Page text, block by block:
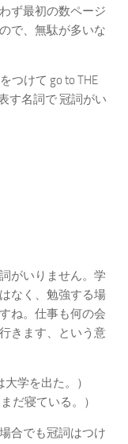
ず最初の数ページ
で、無駄が多いな
つけて go to THE
す名詞で 冠詞がい
がいりません。学
なく、勉強する場
ね。仕事も何の会
きます、という意
学を出た。）
だ寝ている。）
合でも冠詞はつけ